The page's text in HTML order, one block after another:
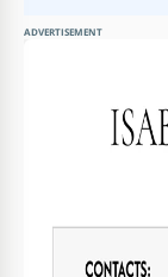
ADVERTISEMENT